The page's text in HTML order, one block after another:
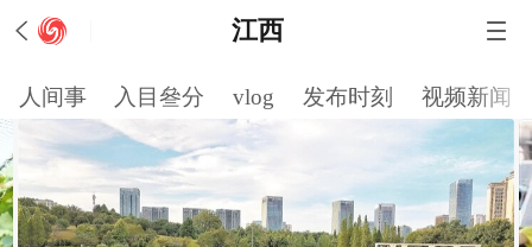
江西
人间事 入目叄分 vlog 发布时刻 视频新闻